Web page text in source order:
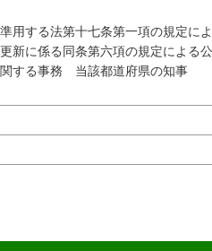
用する法第十七条第一項の規定に
新に係る同条第六項の規定による
する事務 当該都道府県の知事